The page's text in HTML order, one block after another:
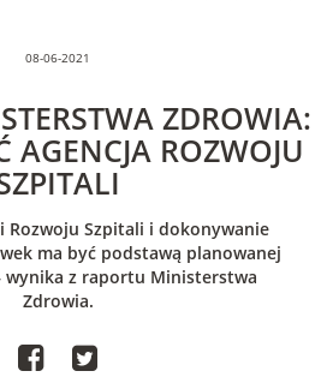
08-06-2021
ZDROWIA:
AGENCJA ROZWOJU
Rozwoju Szpitali i dokonywanie
ma być podstawą planowanej
wynika z raportu Ministerstwa
Zdrowia.